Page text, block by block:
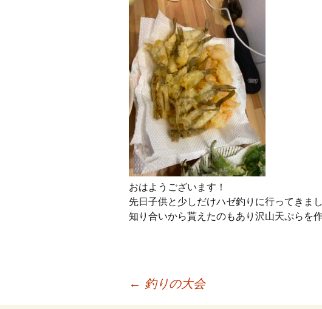
おはようございます！
先日子供と少しだけハゼ釣りに行ってきまし
知り合いから貰えたのもあり沢山天ぷらを
← 釣りの大会